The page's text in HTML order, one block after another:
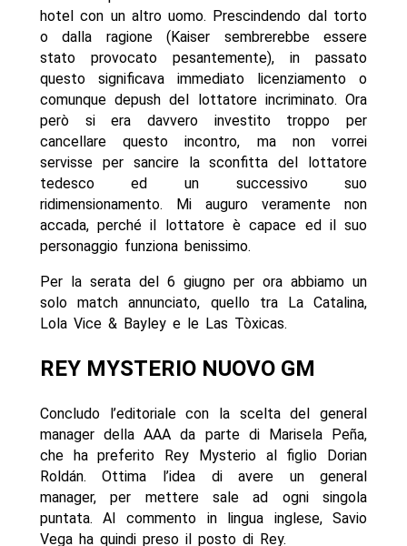
hotel con un altro uomo. Prescindendo dal torto
o dalla ragione (Kaiser sembrerebbe essere
stato provocato pesantemente), in passato
questo significava immediato licenziamento o
comunque depush del lottatore incriminato. Ora
però si era davvero investito troppo per
cancellare questo incontro, ma non vorrei
servisse per sancire la sconfitta del lottatore
tedesco ed un successivo suo
ridimensionamento. Mi auguro veramente non
accada, perché il lottatore è capace ed il suo
personaggio funziona benissimo.
Per la serata del 6 giugno per ora abbiamo un
solo match annunciato, quello tra La Catalina,
Lola Vice & Bayley e le Las Tòxicas.
REY MYSTERIO NUOVO GM
Concludo l’editoriale con la scelta del general
manager della AAA da parte di Marisela Peña,
che ha preferito Rey Mysterio al figlio Dorian
Roldán. Ottima l’idea di avere un general
manager, per mettere sale ad ogni singola
puntata. Al commento in lingua inglese, Savio
Vega ha quindi preso il posto di Rey.